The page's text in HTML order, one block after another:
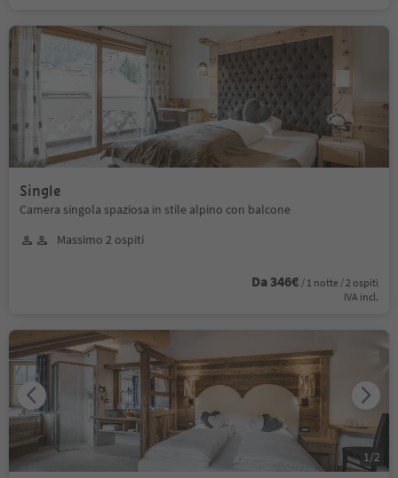
Single
Camera singola spaziosa in stile alpino con balcone
Massimo 2 ospiti
Da 346€ / 1 notte / 2 ospiti
IVA incl.
1/2